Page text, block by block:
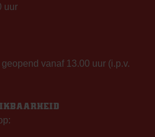
uur
vanaf 13.00 uur (i.p.v.